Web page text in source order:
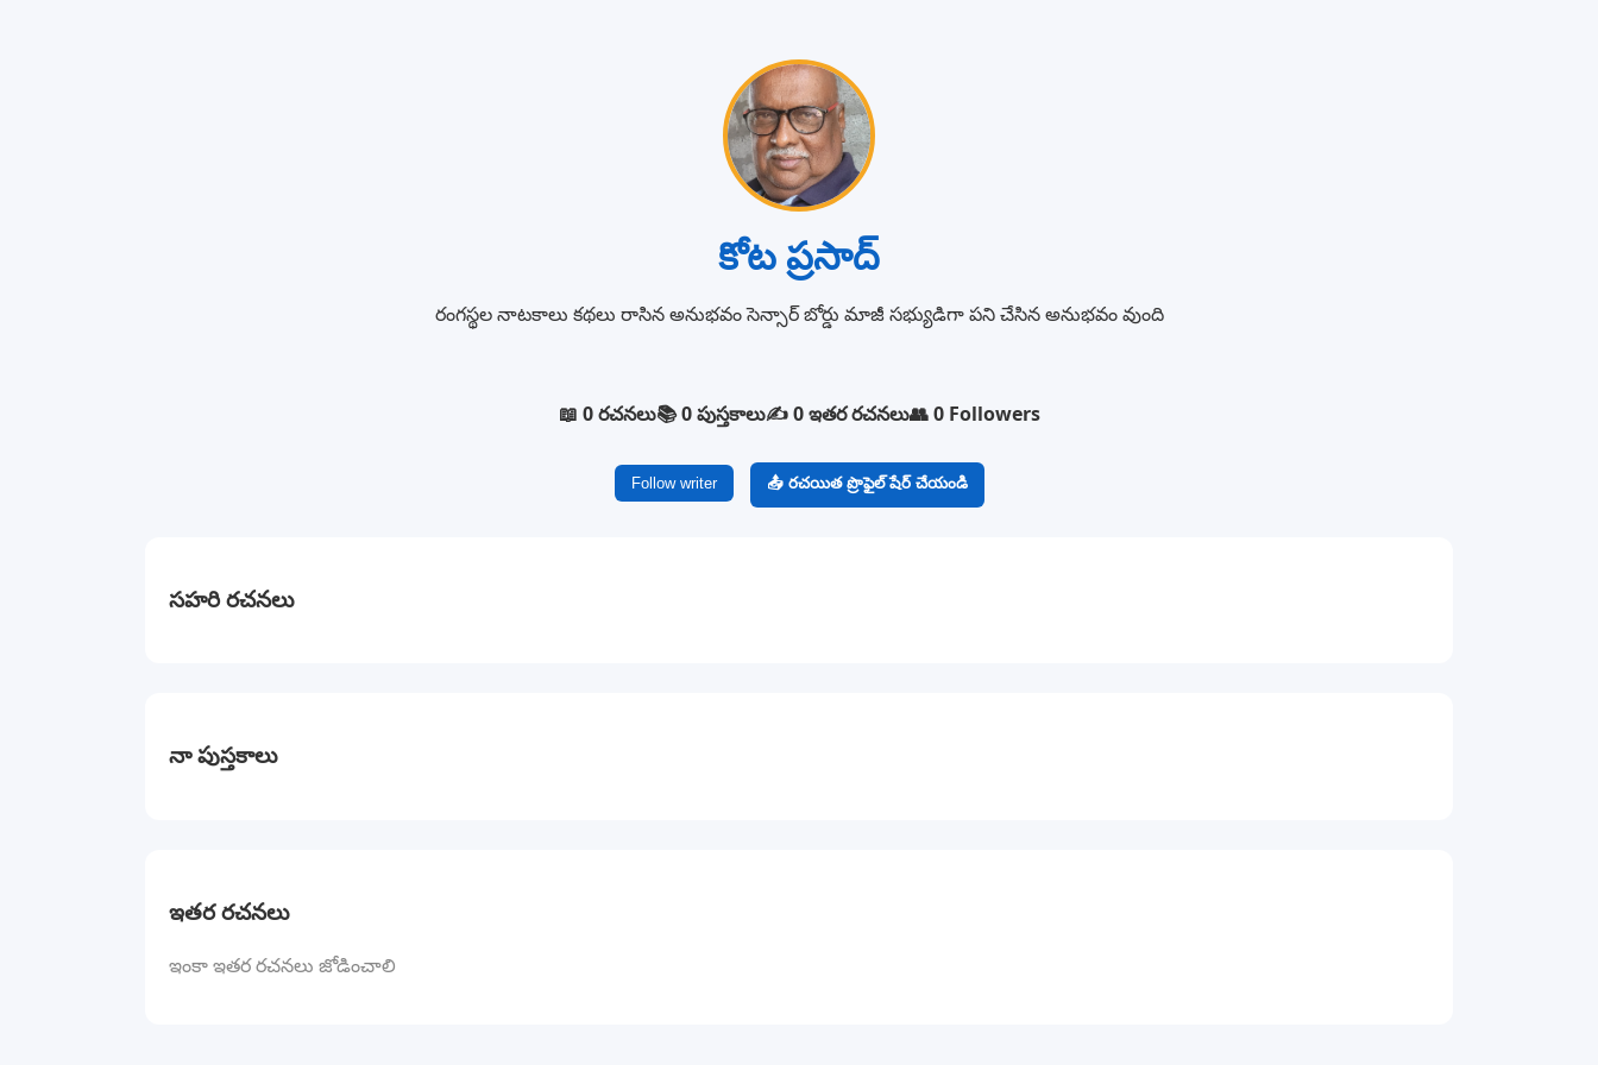
కోట ప్రసాద్
రంగస్థల నాటకాలు కథలు రాసిన అనుభవం సెన్సార్ బోర్డు మాజీ సభ్యుడిగా పని చేసిన అనుభవం వుంది
📖 0 రచనలు📚 0 పుస్తకాలు✍️ 0 ఇతర రచనలు👥 0 Followers
Follow writer 📤 రచయిత ప్రొఫైల్ షేర్ చేయండి
సహరి రచనలు
నా పుస్తకాలు
ఇతర రచనలు
ఇంకా ఇతర రచనలు జోడించాలి